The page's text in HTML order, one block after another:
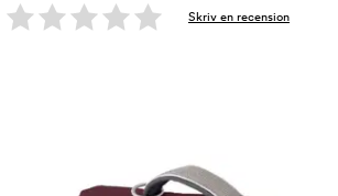
Skriv en recension